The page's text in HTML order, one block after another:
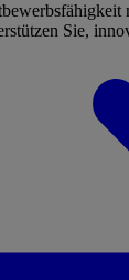
Sie,